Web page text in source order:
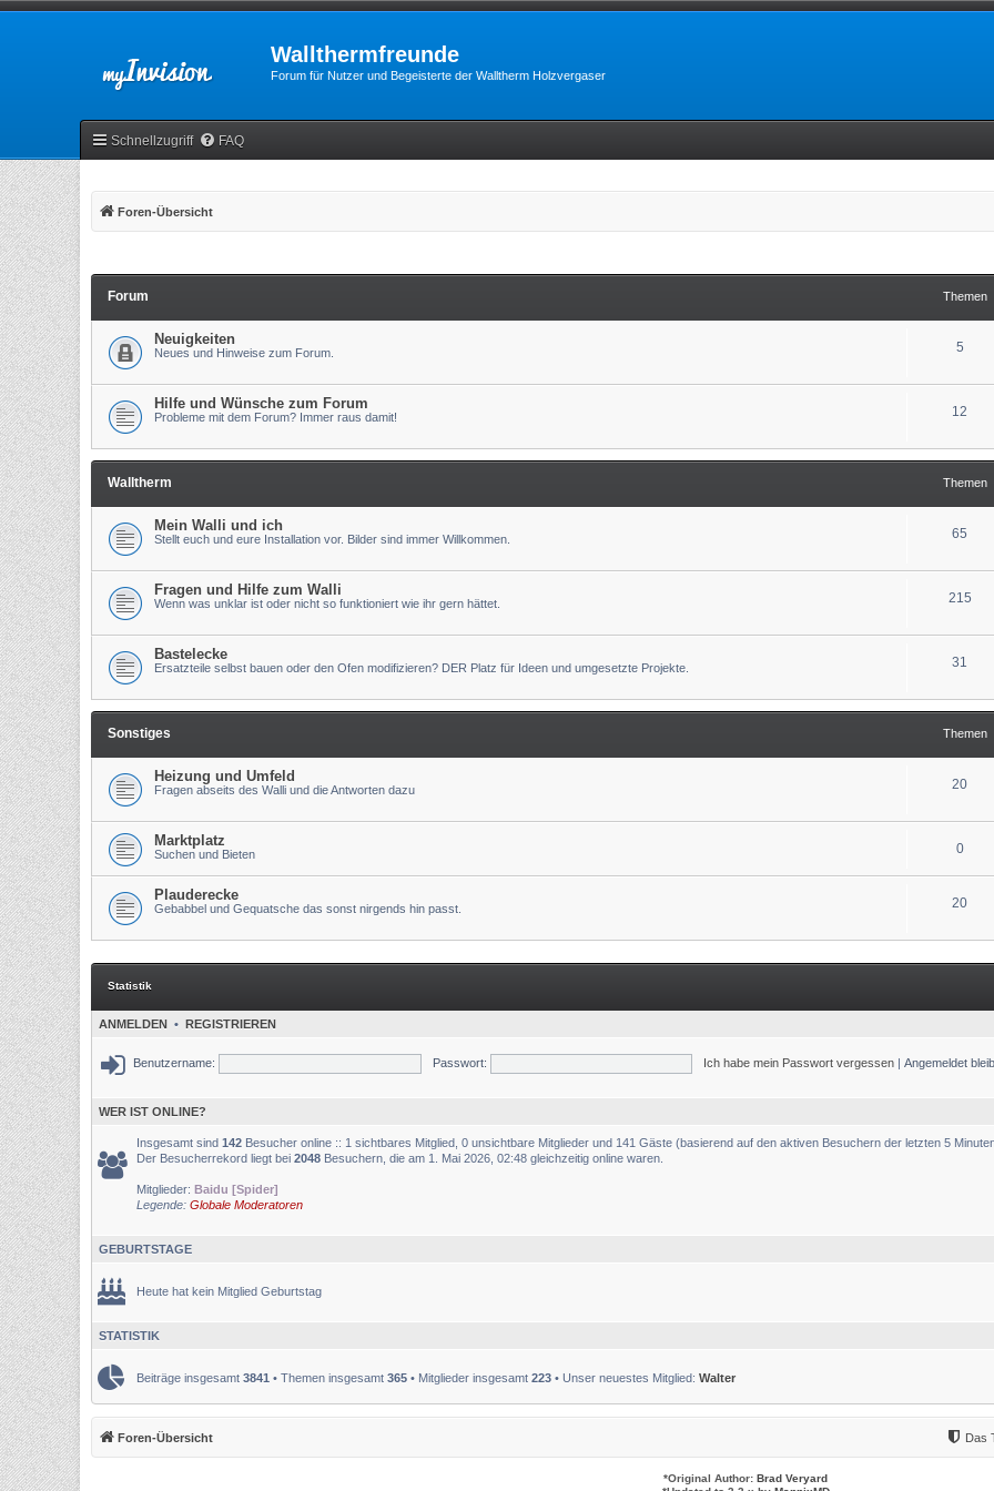
Wallthermfreunde
Forum für Nutzer und Begeisterte der Walltherm Holzvergaser
Schnellzugriff FAQ
Foren-Übersicht
Forum Themen
Neuigkeiten
Neues und Hinweise zum Forum. 5
Hilfe und Wünsche zum Forum
Probleme mit dem Forum? Immer raus damit! 12
Walltherm Themen
Mein Walli und ich
Stellt euch und eure Installation vor. Bilder sind immer Willkommen. 65
Fragen und Hilfe zum Walli
Wenn was unklar ist oder nicht so funktioniert wie ihr gern hättet. 215
Bastelecke
Ersatzteile selbst bauen oder den Ofen modifizieren? DER Platz für Ideen und umgesetzte Projekte. 31
Sonstiges Themen
Heizung und Umfeld
Fragen abseits des Walli und die Antworten dazu 20
Marktplatz
Suchen und Bieten 0
Plauderecke
Gebabbel und Gequatsche das sonst nirgends hin passt. 20
Statistik
ANMELDEN • REGISTRIEREN
Benutzername: Passwort: Ich habe mein Passwort vergessen | Angemeldet
WER IST ONLINE?
Insgesamt sind 142 Besucher online :: 1 sichtbares Mitglied, 0 unsichtbare Mitglieder und 141 Gäste (basierend auf den aktiven Besuchern der letzten 5
Der Besucherrekord liegt bei 2048 Besuchern, die am 1. Mai 2026, 02:48 gleichzeitig online waren.
Mitglieder: Baidu [Spider]
Legende: Globale Moderatoren
GEBURTSTAGE
Heute hat kein Mitglied Geburtstag
STATISTIK
Beiträge insgesamt 3841 • Themen insgesamt 365 • Mitglieder insgesamt 223 • Unser neuestes Mitglied: Walter
Foren-Übersicht Das
*Original Author: Brad Veryard